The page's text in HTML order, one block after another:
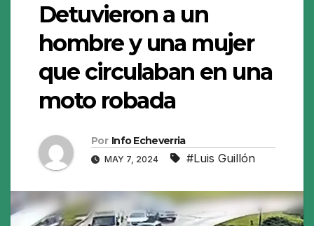
Detuvieron a un
hombre y una mujer
que circulaban en una
moto robada
Por Info Echeverria
MAY 7, 2024 #Luis Guillón